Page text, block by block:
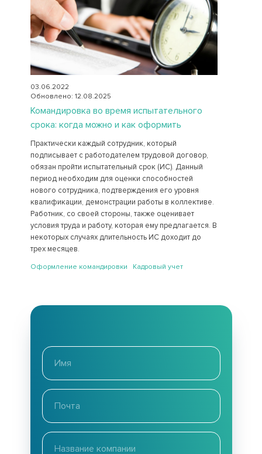
03.06.2022
Обновлено: 12.08.2025
Командировка во время испытательного
срока: когда можно и как оформить
Практически каждый сотрудник, который
подписывает с работодателем трудовой договор,
обязан пройти испытательный срок (ИС). Данный
период необходим для оценки способностей
нового сотрудника, подтверждения его уровня
квалификации, демонстрации работы в коллективе.
Работник, со своей стороны, также оценивает
условия труда и работу, которая ему предлагается. В
некоторых случаях длительность ИС доходит до
трех месяцев.
Оформление командировки Кадровый учет